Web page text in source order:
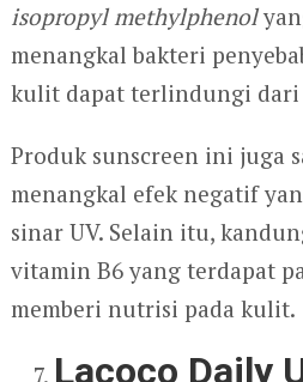
isopropyl methylphenol
menangkal bakteri
kulit dapat terlindungi dari
Produk sunscreen ini juga
menangkal efek negatif
sinar UV. Selain itu,
vitamin B6 yang terdapat
memberi nutrisi pada kulit.
Lacoco Daily